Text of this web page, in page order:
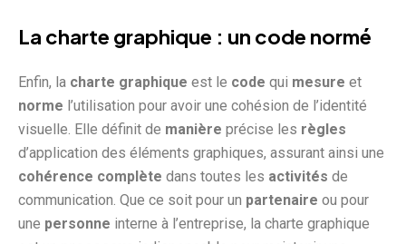
La charte graphique : un code normé
Enfin, la charte graphique est le code qui mesure et
norme l’utilisation pour avoir une cohésion de l’identité
visuelle. Elle définit de manière précise les règles
d’application des éléments graphiques, assurant ainsi une
cohérence complète dans toutes les activités de
communication. Que ce soit pour un partenaire ou pour
une personne interne à l’entreprise, la charte graphique